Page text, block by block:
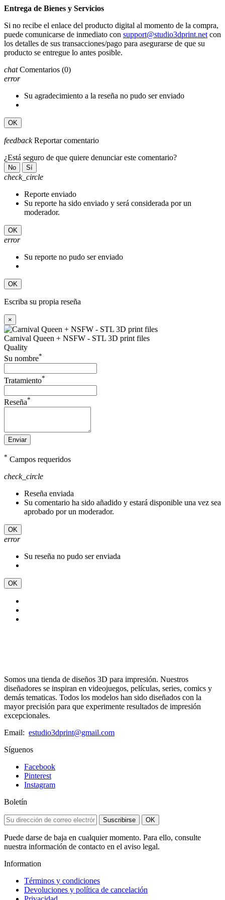
Entrega de Bienes y Servicios
Si no recibe el enlace del producto digital al momento de la compra,
puede comunicarse de inmediato con support@studio3dprint.net con
los detalles de sus transacciones/pago para asegurarse de que su
producto se entregue lo antes posible.
chat Comentarios (0)
error
Su agradecimiento a la reseña no pudo ser enviado
OK
feedback Reportar comentario
¿Está seguro de que quiere denunciar este comentario?
No Sí
check_circle
Reporte enviado
Su reporte ha sido enviado y será considerada por un
moderador.
OK
error
Su reporte no pudo ser enviado
OK
Escriba su propia reseña
×
Carnival Queen + NSFW - STL 3D print files
Quality
Su nombre*
Tratamiento*
Reseña*
Enviar
* Campos requeridos
check_circle
Reseña enviada
Su comentario ha sido añadido y estará disponible una vez sea
aprobado por un moderador.
OK
error
Su reseña no pudo ser enviada
OK
Somos una tienda de diseños 3D para impresión. Nuestros
diseñadores se inspiran en videojuegos, películas, series, comics y
demás tematicas. Todos los modelos han sido diseñados con la
mayor precisión para que experimente resultados de impresión
excepcionales.
Email: estudio3dprint@gmail.com
Síguenos
Facebook
Pinterest
Instagram
Boletín
Suscribirse OK
Puede darse de baja en cualquier momento. Para ello, consulte
nuestra información de contacto en el aviso legal.
Information
Términos y condiciones
Devoluciones y política de cancelación